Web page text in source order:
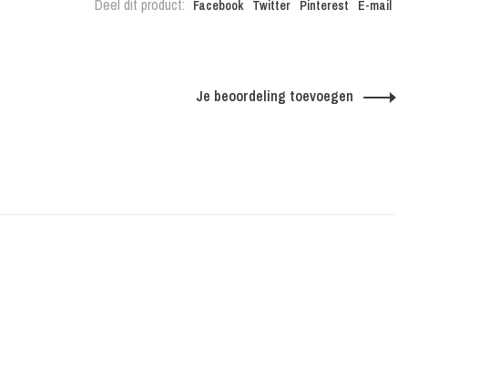
Deel dit product: Facebook Twitter Pinterest E-mail
Je beoordeling toevoegen